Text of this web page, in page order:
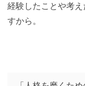
経験したことや考
すから。